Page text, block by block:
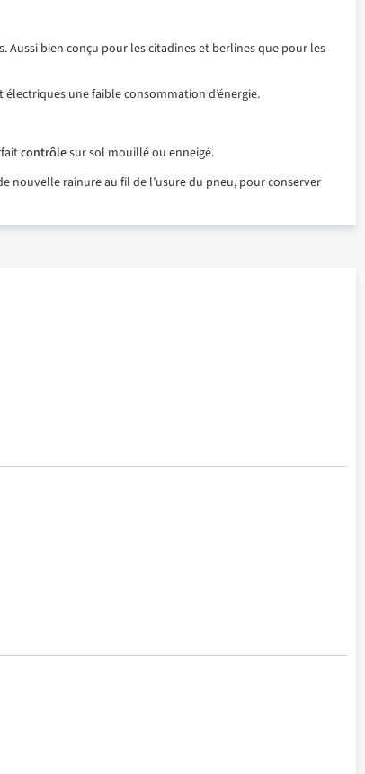
Aussi bien conçu pour les citadines et berlines que pour les
une faible consommation d’énergie.
contrôlesur sol mouillé ou enneigé.
nouvelle rainure au fil de l’usure du pneu, pour conserver